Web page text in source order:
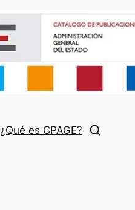
¿Qué es CPAGE?